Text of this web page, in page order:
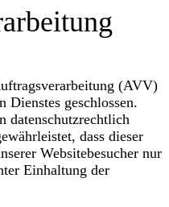
(AVV)
Dienstes geschlossen.
datenschutzrechtlich
dass dieser
Websitebesucher nur
Einhaltung der